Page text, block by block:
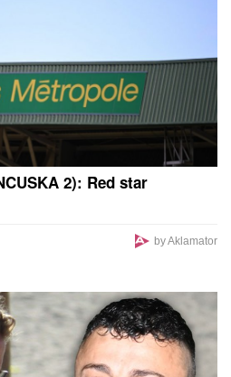
2): Red star
by Aklamator